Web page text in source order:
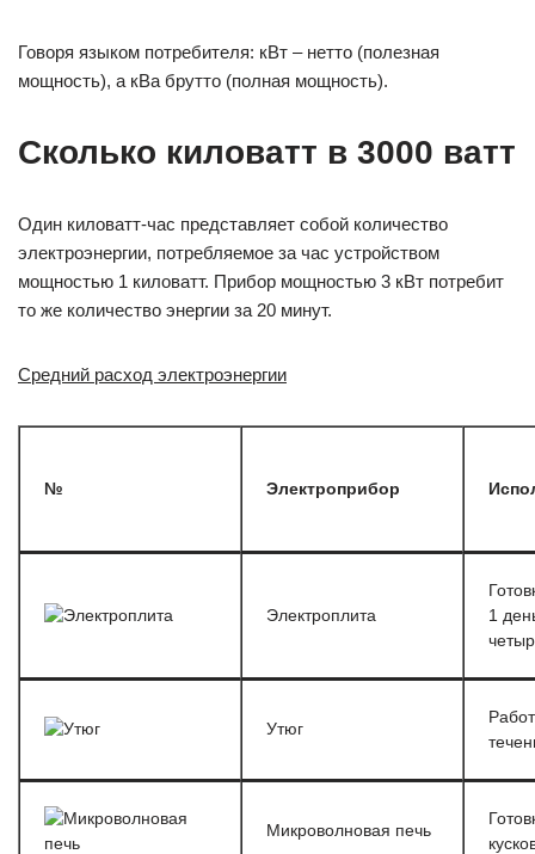
Говоря языком потребителя: кВт – нетто (полезная
мощность), а кВа брутто (полная мощность).
Сколько киловатт в 3000 ватт
Один киловатт-час представляет собой количество
электроэнергии, потребляемое за час устройством
мощностью 1 киловатт. Прибор мощностью 3 кВт потребит
то же количество энергии за 20 минут.
Средний расход электроэнергии
№ Электроприбор
Электроплита
1
Утюг
Микроволновая печь